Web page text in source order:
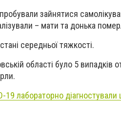
зайнятися
– мати та донька
середньої тяжкості.
області було 5 випадків
19 лабораторно